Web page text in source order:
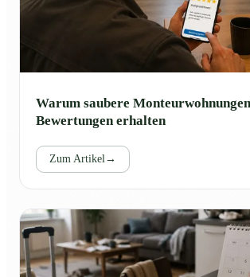
Warum saubere
Bewertungen erhalten
Zum Artikel →